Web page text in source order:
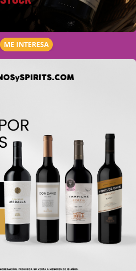
ME INTERESA